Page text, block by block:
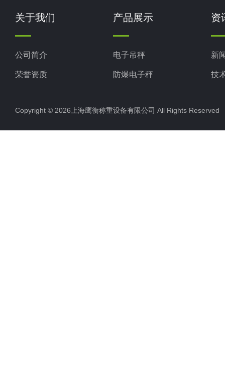
关于我们
公司简介
荣誉资质
产品展示
电子吊秤
防爆电子秤
电子汽车衡
电子天平
资
新
技
Copyright © 2026上海鹰衡称重设备有限公司 All Rights